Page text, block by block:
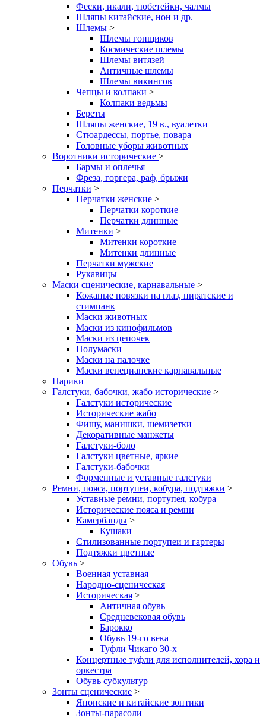
Фески, икали, тюбетейки, чалмы
Шляпы китайские, нон и др.
Шлемы >
Шлемы гонщиков
Космические шлемы
Шлемы витязей
Античные шлемы
Шлемы викингов
Чепцы и колпаки >
Колпаки ведьмы
Береты
Шляпы женские, 19 в., вуалетки
Стюардессы, портье, повара
Головные уборы животных
Воротники исторические >
Бармы и оплечья
Фреза, горгера, раф, брыжи
Перчатки >
Перчатки женские >
Перчатки короткие
Перчатки длинные
Митенки >
Митенки короткие
Митенки длинные
Перчатки мужские
Рукавицы
Маски сценические, карнавальные >
Кожаные повязки на глаз, пиратские и
стимпанк
Маски животных
Маски из кинофильмов
Маски из цепочек
Полумаски
Маски на палочке
Маски венецианские карнавальные
Парики
Галстуки, бабочки, жабо исторические >
Галстуки исторические
Исторические жабо
Фишу, манишки, шемизетки
Декоративные манжеты
Галстуки-боло
Галстуки цветные, яркие
Галстуки-бабочки
Форменные и уставные галстуки
Ремни, пояса, портупеи, кобура, подтяжки >
Уставные ремни, портупея, кобура
Исторические пояса и ремни
Камербанды >
Кушаки
Стилизованные портупеи и гартеры
Подтяжки цветные
Обувь >
Военная уставная
Народно-сценическая
Историческая >
Античная обувь
Средневековая обувь
Барокко
Обувь 19-го века
Туфли Чикаго 30-х
Концертные туфли для исполнителей, хора и
оркестра
Обувь субкультур
Зонты сценические >
Японские и китайские зонтики
Зонты-парасоли